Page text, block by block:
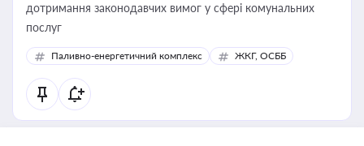
дотримання законодавчих вимог у сфері комунальних
послуг
Паливно-енергетичний комплекс ЖКГ, ОСББ